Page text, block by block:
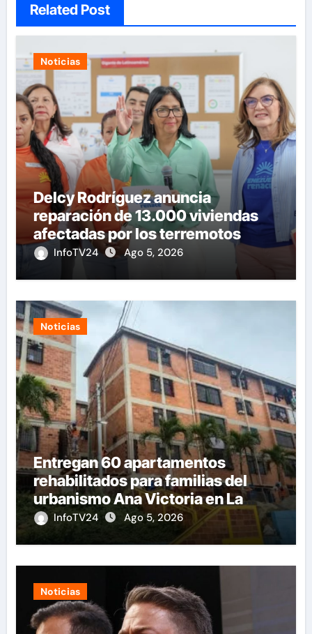
Related Post
Noticias
Delcy Rodríguez anuncia
reparación de 13.000 viviendas
afectadas por los terremotos
InfoTV24 Ago 5, 2026
Noticias
Entregan 60 apartamentos
rehabilitados para familias del
urbanismo Ana Victoria en La
Guaira
InfoTV24 Ago 5, 2026
Noticias